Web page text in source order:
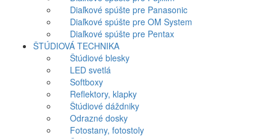
Diaľkové spúšte pre Panasonic
Diaľkové spúšte pre OM System
Diaľkové spúšte pre Pentax
ŠTÚDIOVÁ TECHNIKA
Štúdiové blesky
LED svetlá
Softboxy
Reflektory, klapky
Štúdiové dáždniky
Odrazné dosky
Fotostany, fotostoly